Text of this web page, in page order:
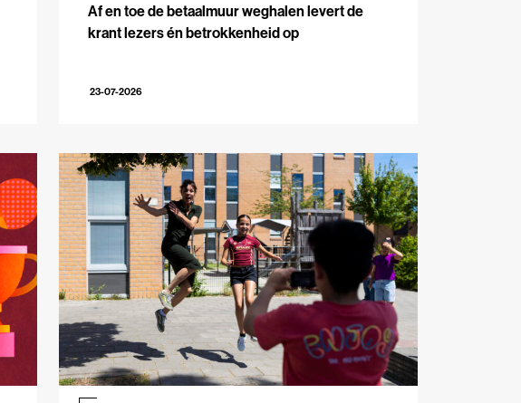
Af en toe de betaalmuur weghalen levert de
krant lezers én betrokkenheid op
23-07-2026